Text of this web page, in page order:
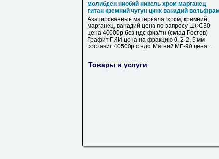
молибден ниобий никель хром марганец
титан кремний чугун цинк ванадий
Азатированные материала :хром, кремний,
марганец, ванадий цена по запросу ШФС30
цена 40000р без ндс физ/тн (склад Ростов)
Графит ГИИ цена на фракцию 0, 2-2, 5 мм
составит 40500р с ндс Магний МГ-90 цена...
Товары и услуги